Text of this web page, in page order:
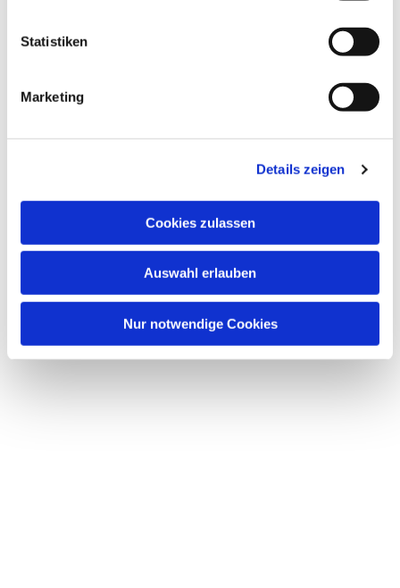
Statistiken
Marketing
Details zeigen
Cookies zulassen
Auswahl erlauben
Nur notwendige Cookies
interessieren